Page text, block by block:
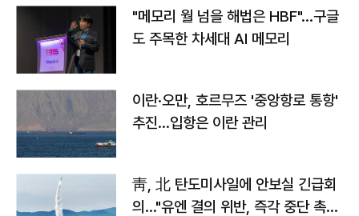
"메모리 월 넘을 해법은 HBF"…구글
도 주목한 차세대 AI 메모리
이란·오만, 호르무즈 '중앙항로 통항'
추진…입항은 이란 관리
靑, 北 탄도미사일에 안보실 긴급회
의…"유엔 결의 위반, 즉각 중단 촉